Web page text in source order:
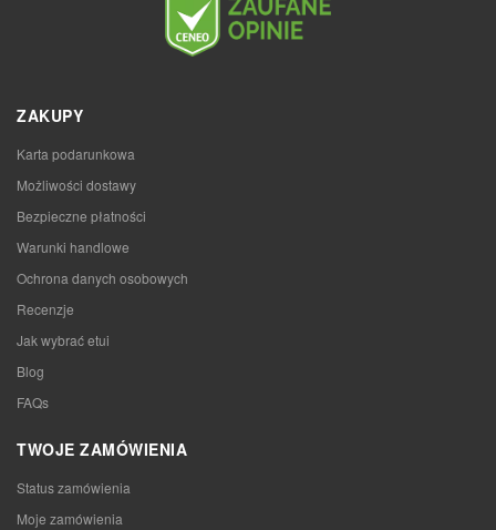
ZAKUPY
Karta podarunkowa
Możliwości dostawy
Bezpieczne płatności
Warunki handlowe
Ochrona danych osobowych
Recenzje
Jak wybrać etui
Blog
FAQs
TWOJE ZAMÓWIENIA
Status zamówienia
Moje zamówienia